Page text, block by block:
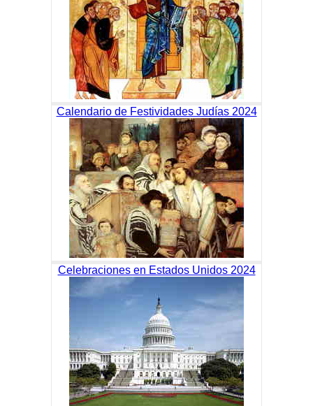
Calendario de Festividades Judías 2024
Celebraciones en Estados Unidos 2024